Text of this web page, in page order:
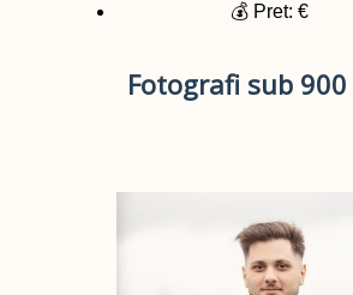
💰 Pret: €
Fotografi sub